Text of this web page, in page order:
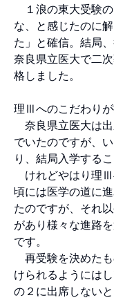
１浪の東大受験
な、と感じたのに
た」と確信。結局
奈良県立医大で二
格しました。
理Ⅲへのこだわり
奈良県立医大は
でいたのですが、
り、結局入学する
けれどやはり理Ⅲ
頃には医学の道に
たのですが、それ
があり様々な進路
です。
再受験を決めた
けられるようには
の２に出席しない